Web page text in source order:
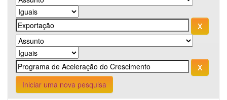
Iniciar uma nova pesquisa